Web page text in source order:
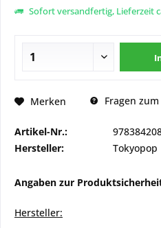
Sofort versandfertig, Lieferzeit
Merken Fragen
Artikel-Nr.:
Hersteller:
Tokyopop
Angaben zur
Hersteller: